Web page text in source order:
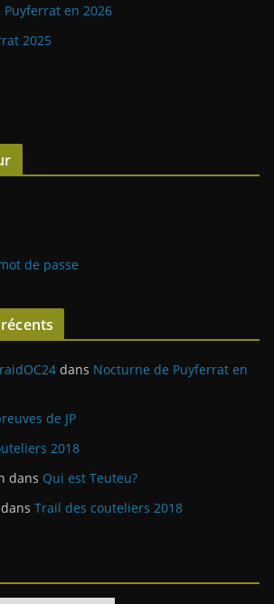
en 2026
2025
de passe
dans Nocturne de Puyferrat en
de JP
2018
dans Qui est Teuteu?
dans Trail des couteliers 2018